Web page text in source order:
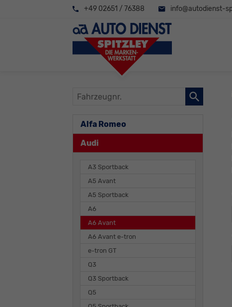
+49 02651 / 76388 info@autodienst-
Fahrzeugnr.
Alfa Romeo
Audi
A3 Sportback
A5 Avant
A5 Sportback
A6
A6 Avant
A6 Avant e-tron
e-tron GT
Q3
Q3 Sportback
Q5